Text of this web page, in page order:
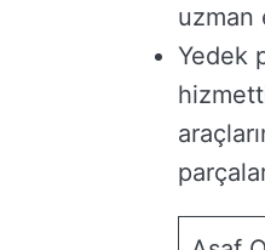
uzman
Yedek